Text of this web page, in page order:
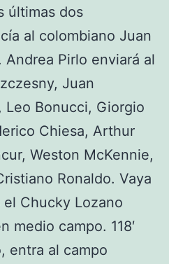
últimas dos
al colombiano Juan
Andrea Pirlo enviará al
Juan
Leo Bonucci, Giorgio
Chiesa, Arthur
Weston McKennie,
Ronaldo. Vaya
Chucky Lozano
medio campo. 118′
entra al campo